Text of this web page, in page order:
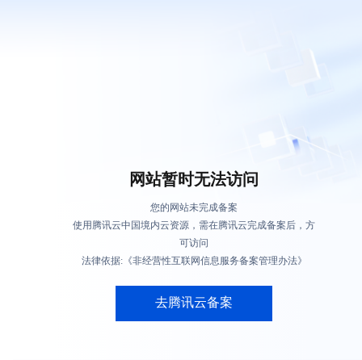
网站暂时无法访问
您的网站未完成备案
使用腾讯云中国境内云资源，需在腾讯云完成备案后，方
可访问
法律依据:《非经营性互联网信息服务备案管理办法》
去腾讯云备案